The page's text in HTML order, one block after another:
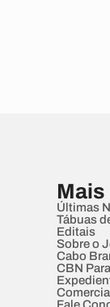
Mais
Últimas
Tábuas
Editais
Sobre o
Cabo
CBN